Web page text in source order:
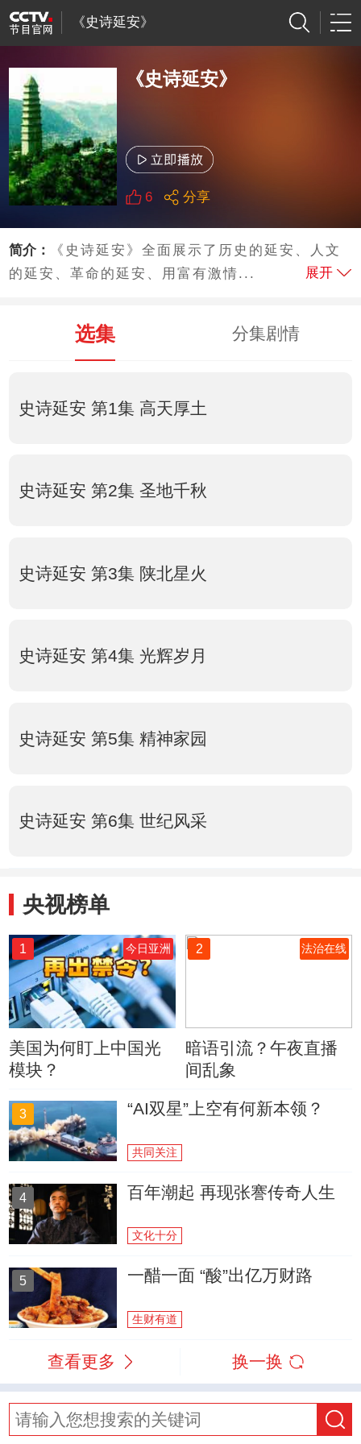
《史诗延安》
《史诗延安》
6 分享
简介：
《史诗延安》全面展示了历史的延安、人文
的延安、革命的延安、用富有激情...
展开
选集 分集剧情
史诗延安 第1集 高天厚土
史诗延安 第2集 圣地千秋
史诗延安 第3集 陕北星火
史诗延安 第4集 光辉岁月
史诗延安 第5集 精神家园
史诗延安 第6集 世纪风采
央视榜单
1 今日亚洲
美国为何盯上中国光
模块？
2 法治在线
暗语引流？午夜直播
间乱象
3 “AI双星”上空有何新本领？
共同关注
4 百年潮起 再现张謇传奇人生
文化十分
5 一醋一面 “酸”出亿万财路
生财有道
查看更多 换一换